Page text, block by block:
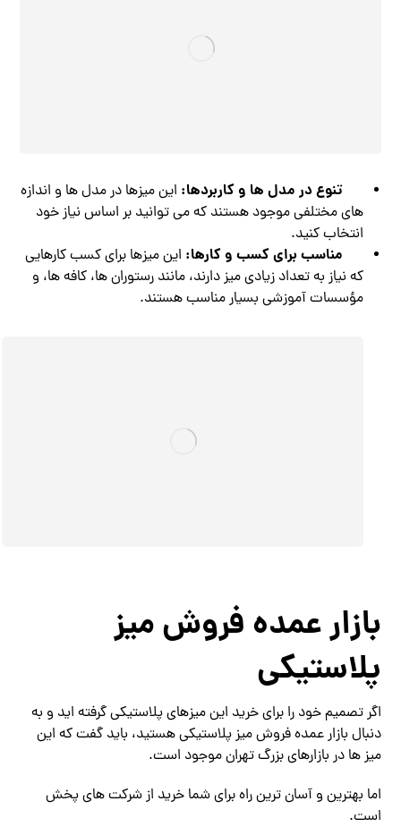
تنوع در مدل ها و کاربردها: این میزها در مدل ها و اندازه
های مختلفی موجود هستند که می توانید بر اساس نیاز خود
انتخاب کنید.
مناسب برای کسب و کارها: این میزها برای کسب کارهایی
که نیاز به تعداد زیادی میز دارند، مانند رستوران ها، کافه ها، و
مؤسسات آموزشی بسیار مناسب هستند.
بازار عمده فروش میز
پلاستیکی
اگر تصمیم خود را برای خرید این میزهای پلاستیکی گرفته اید و به
دنبال بازار عمده فروش میز پلاستیکی هستید، باید گفت که این
میز ها در بازارهای بزرگ تهران موجود است.
اما بهترین و آسان ترین راه برای شما خرید از شرکت های پخش
است.